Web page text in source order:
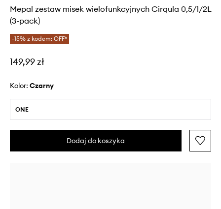
Mepal zestaw misek wielofunkcyjnych Cirqula 0,5/1/2L
(3-pack)
-15% z kodem: OFF*
149,99 zł
Kolor: czarny
ONE
Dodaj do koszyka